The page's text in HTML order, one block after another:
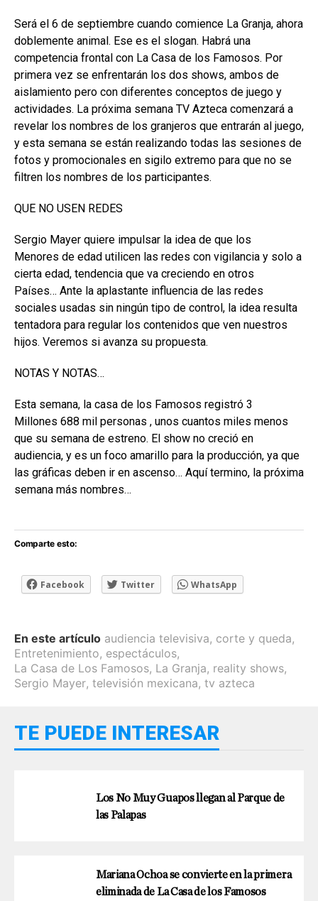
Será el 6 de septiembre cuando comience La Granja, ahora
doblemente animal. Ese es el slogan. Habrá una
competencia frontal con La Casa de los Famosos. Por
primera vez se enfrentarán los dos shows, ambos de
aislamiento pero con diferentes conceptos de juego y
actividades. La próxima semana TV Azteca comenzará a
revelar los nombres de los granjeros que entrarán al juego,
y esta semana se están realizando todas las sesiones de
fotos y promocionales en sigilo extremo para que no se
filtren los nombres de los participantes.
QUE NO USEN REDES
Sergio Mayer quiere impulsar la idea de que los
Menores de edad utilicen las redes con vigilancia y solo a
cierta edad, tendencia que va creciendo en otros
Países… Ante la aplastante influencia de las redes
sociales usadas sin ningún tipo de control, la idea resulta
tentadora para regular los contenidos que ven nuestros
hijos. Veremos si avanza su propuesta.
NOTAS Y NOTAS…
Esta semana, la casa de los Famosos registró 3
Millones 688 mil personas , unos cuantos miles menos
que su semana de estreno. El show no creció en
audiencia, y es un foco amarillo para la producción, ya que
las gráficas deben ir en ascenso… Aquí termino, la próxima
semana más nombres…
Comparte esto:
Facebook Twitter WhatsApp
En este artículo audiencia televisiva, corte y queda,
Entretenimiento, espectáculos,
La Casa de Los Famosos, La Granja, reality shows,
Sergio Mayer, televisión mexicana, tv azteca
TE PUEDE INTERESAR
Los No Muy Guapos llegan al Parque de
las Palapas
Mariana Ochoa se convierte en la primera
eliminada de La Casa de los Famosos